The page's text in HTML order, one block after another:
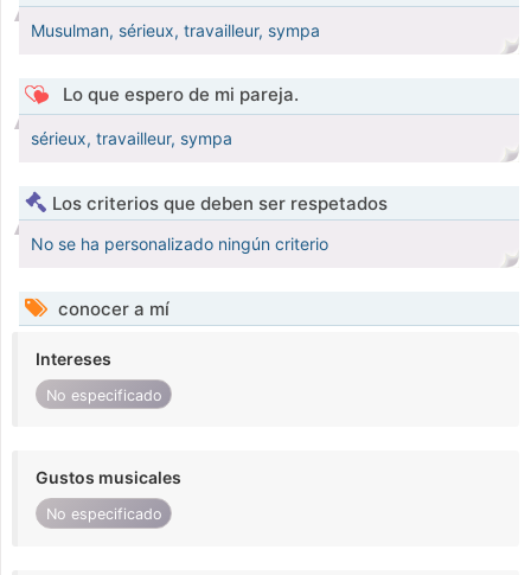
Musulman, sérieux, travailleur, sympa
Lo que espero de mi pareja.
sérieux, travailleur, sympa
Los criterios que deben ser respetados
No se ha personalizado ningún criterio
conocer a mí
Intereses
No especificado
Gustos musicales
No especificado